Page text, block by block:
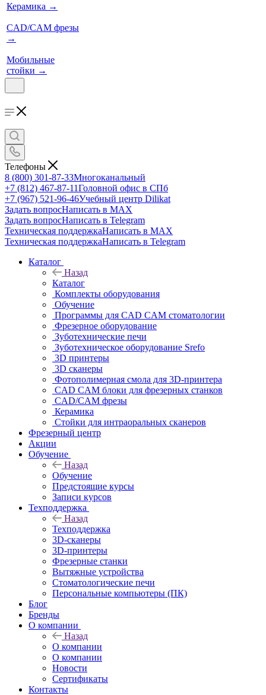
Керамика →
CAD/CAM фрезы
→
Мобильные
стойки →
Телефоны
8 (800) 301-87-33Многоканальный
+7 (812) 467-87-11Головной офис в СПб
+7 (967) 521-96-46Учебный центр Dilikat
Задать вопросНаписать в MAX
Задать вопросНаписать в Telegram
Техническая поддержкаНаписать в MAX
Техническая поддержкаНаписать в Telegram
Каталог
Назад
Каталог
Комплекты оборудования
Обучение
Программы для CAD CAM стоматологии
Фрезерное оборудование
Зуботехнические печи
Зуботехническое оборудование Srefo
3D принтеры
3D сканеры
Фотополимерная смола для 3D-принтера
CAD CAM блоки для фрезерных станков
CAD/CAM фрезы
Керамика
Стойки для интраоральных сканеров
Фрезерный центр
Акции
Обучение
Назад
Обучение
Предстоящие курсы
Записи курсов
Техподдержка
Назад
Техподдержка
3D-сканеры
3D-принтеры
Фрезерные станки
Вытяжные устройства
Стоматологические печи
Персональные компьютеры (ПК)
Блог
Бренды
О компании
Назад
О компании
О компании
Новости
Сертификаты
Контакты